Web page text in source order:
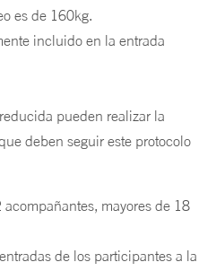
es de 160kg.
incluido en la entrada
pueden realizar la
deben seguir este protocolo
mayores de 18
de los participantes a la